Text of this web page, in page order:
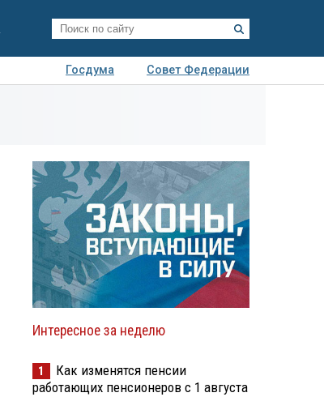
Госдума
Совет Федерации
Интересное за неделю
1
Как изменятся пенсии
работающих пенсионеров с 1 августа